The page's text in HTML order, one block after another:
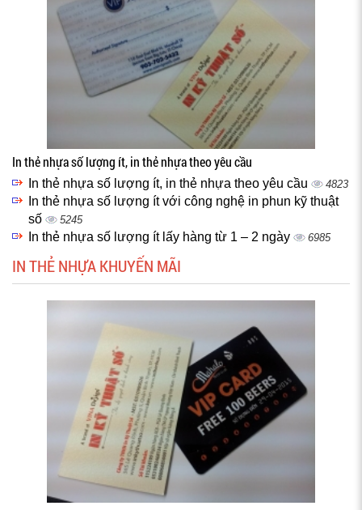
In thẻ nhựa số lượng ít, in thẻ nhựa theo yêu cầu
In thẻ nhựa số lượng ít, in thẻ nhựa theo yêu cầu 4823
In thẻ nhựa số lượng ít với công nghệ in phun kỹ thuật
số
5245
In thẻ nhựa số lượng ít lấy hàng từ 1 – 2 ngày 6985
IN THẺ NHỰA KHUYẾN MÃI